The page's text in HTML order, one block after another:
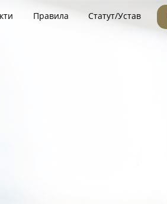
Правила Статут/Устав